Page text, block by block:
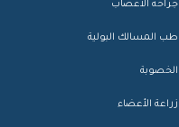
جراحة الأعصاب
طب المسالك البولية
الخصوبة
زراعة الأعضاء